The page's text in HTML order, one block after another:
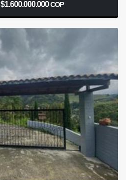
$1.600.000.000COP